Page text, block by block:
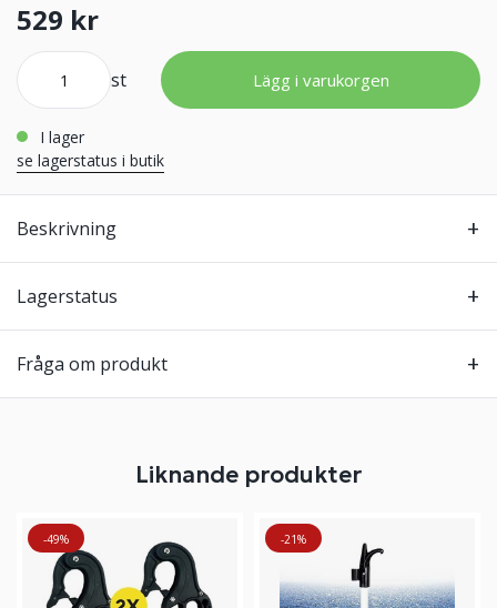
529 kr
st Lägg i varukorgen
i lager
se lagerstatus i butik
Beskrivning
Lagerstatus
Fråga om produkt
Liknande produkter
-49% -21%